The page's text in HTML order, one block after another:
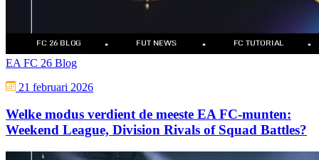
EA FC 26 Blog
21 februari 2026
Welke modus verdient de meeste EA FC-munten:
Weekend League, Division Rivals of Squad Battles?